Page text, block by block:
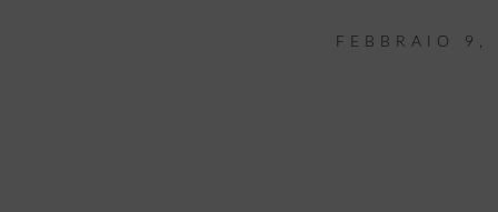
FEBBRAIO 9,